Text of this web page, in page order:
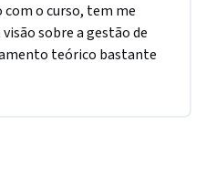
o curso, tem me
sobre a gestão de
teórico bastante